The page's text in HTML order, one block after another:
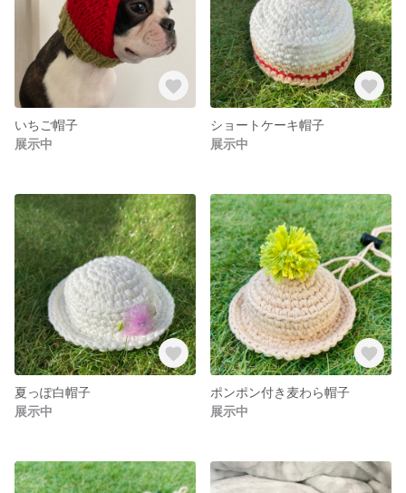
いちご帽子
展示中
ショートケーキ帽子
展示中
夏っぽ白帽子
展示中
ポンポン付き麦わら帽子
展示中